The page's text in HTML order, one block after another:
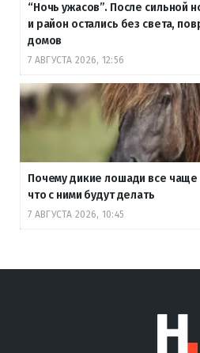
“Ночь ужасов”. После сильной
и район остались без света,
домов
7 АВГУСТА 2026, 12:56
Почему дикие лошади все
что с ними будут делать
7 АВГУСТА 2026, 10:45